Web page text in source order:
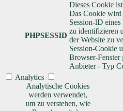
PHPSESSID
Dieses Cookie
Das Cookie wird
Session-ID
zu identifizieren
der Website zu
Session-Cookie
Browser-Fenster
Anbieter - Typ
Analytics
Analytische Cookies
werden verwendet,
um zu verstehen, wie